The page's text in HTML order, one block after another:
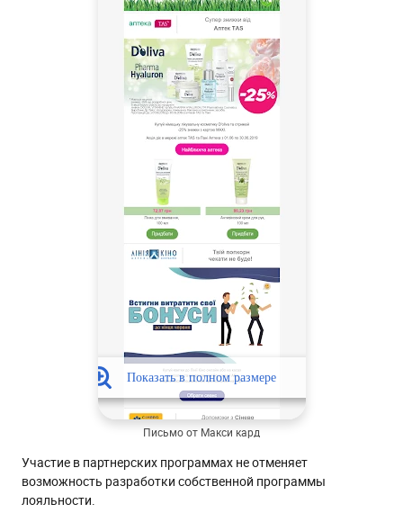
Письмо от Макси кард
Участие в партнерских программах не отменяет
возможность разработки собственной программы
лояльности.